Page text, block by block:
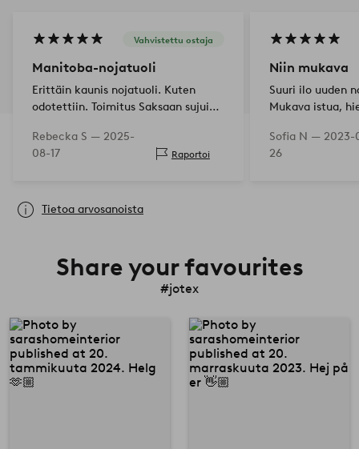
Vahvistettu ostaja
Manitoba-nojatuoli
Erittäin kaunis nojatuoli. Kuten
odotettiin. Toimitus Saksaan sujui
Rebecka S — 2025-
08-17
Raportoi
Niin mukava
Suuri ilo uuden
Mukava istua,
Sofia N — 2023-
26
Tietoa arvosanoista
Share your favourites
#jotex